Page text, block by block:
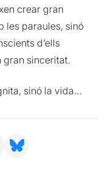
crear gran
les paraules, sinó
d’ells
gran sinceritat.
sinó la vida…